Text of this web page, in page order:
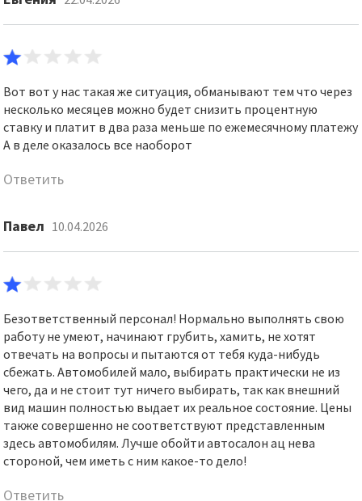
Вот вот у нас такая же ситуация, обманывают тем что через
несколько месяцев можно будет снизить процентную
ставку и платит в два раза меньше по ежемесячному платежу
А в деле оказалось все наоборот
Ответить
Павел 10.04.2026
Безответственный персонал! Нормально выполнять свою
работу не умеют, начинают грубить, хамить, не хотят
отвечать на вопросы и пытаются от тебя куда-нибудь
сбежать. Автомобилей мало, выбирать практически не из
чего, да и не стоит тут ничего выбирать, так как внешний
вид машин полностью выдает их реальное состояние. Цены
также совершенно не соответствуют представленным
здесь автомобилям. Лучше обойти автосалон ац нева
стороной, чем иметь с ним какое-то дело!
Ответить